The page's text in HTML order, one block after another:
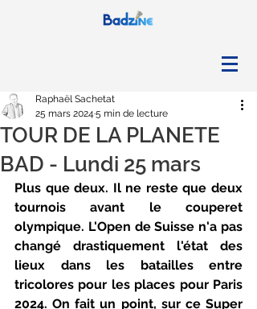
TOUR DE LA PLANETE
BAD - Lundi 25 mars
Raphaël Sachetat
25 mars 2024 5 min de lecture
Plus que deux. Il ne reste que deux
tournois avant le couperet
olympique. L'Open de Suisse n'a pas
changé drastiquement l'état des
lieux dans les batailles entre
tricolores pour les places pour Paris
2024. On fait un point, sur ce Super